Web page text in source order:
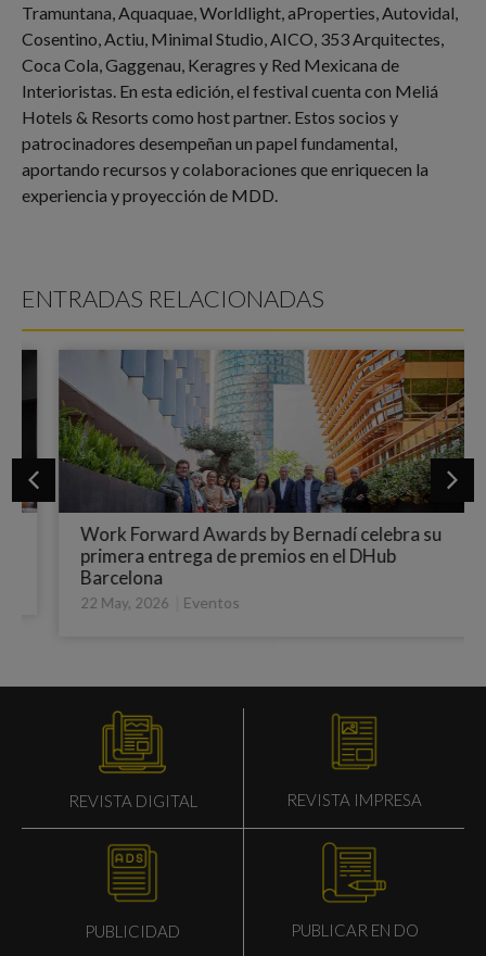
Tramuntana, Aquaquae, Worldlight, aProperties, Autovidal,
Cosentino, Actiu, Minimal Studio, AICO, 353 Arquitectes,
Coca Cola, Gaggenau, Keragres y Red Mexicana de
Interioristas. En esta edición, el festival cuenta con Meliá
Hotels & Resorts como host partner. Estos socios y
patrocinadores desempeñan un papel fundamental,
aportando recursos y colaboraciones que enriquecen la
experiencia y proyección de MDD.
ENTRADAS RELACIONADAS
Work Forward Awards by Bernadí celebra su
primera entrega de premios en el DHub
Barcelona
22 May, 2026 |Eventos
REVISTA DIGITAL REVISTA IMPRESA
PUBLICIDAD PUBLICAR EN DO